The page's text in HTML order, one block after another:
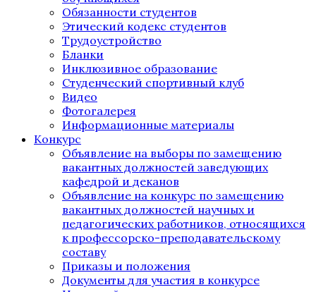
Обязанности студентов
Этический кодекс студентов
Трудоустройство
Бланки
Инклюзивное образование
Студенческий спортивный клуб
Видео
Фотогалерея
Информационные материалы
Конкурс
Объявление на выборы по замещению
вакантных должностей заведующих
кафедрой и деканов
Объявление на конкурс по замещению
вакантных должностей научных и
педагогических работников, относящихся
к профессорско-преподавательскому
составу
Приказы и положения
Документы для участия в конкурсе